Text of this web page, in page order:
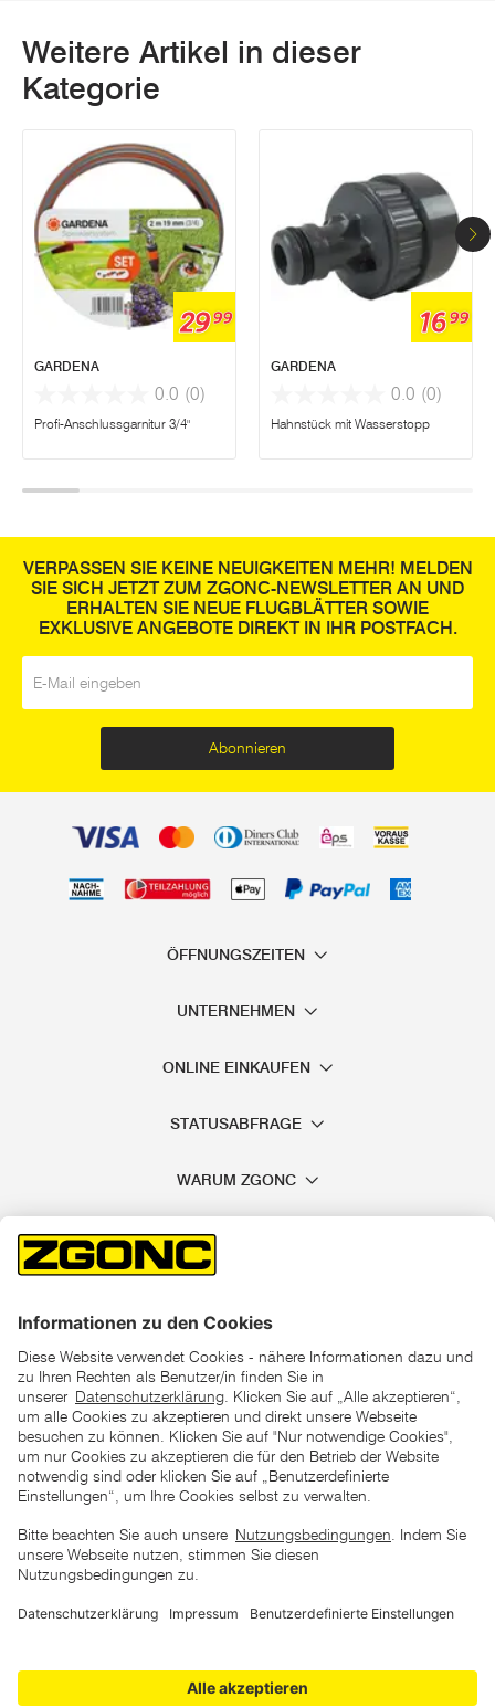
Weitere Artikel in dieser
Kategorie
2999
GARDENA
0.0 (0)
Profi-Anschlussgarnitur 3/4"
1699
GARDENA
0.0 (0)
Hahnstück mit Wasserstopp
VERPASSEN SIE KEINE NEUIGKEITEN MEHR! MELDEN
SIE SICH JETZT ZUM ZGONC-NEWSLETTER AN UND
ERHALTEN SIE NEUE FLUGBLÄTTER SOWIE
EXKLUSIVE ANGEBOTE DIREKT IN IHR POSTFACH.
Abonnieren
ÖFFNUNGSZEITEN
UNTERNEHMEN
ONLINE EINKAUFEN
STATUSABFRAGE
WARUM ZGONC
*der "statt"-Preis ist der niedrigste von uns in den letzten 30
Tagen vor Beginn dieser Aktion verlangte Preis
unter den UVP Preisen auf dieser Website sind die
zu verstehen
Copyright © 2026 ZGONC. Alle Rechte vorbehalten.